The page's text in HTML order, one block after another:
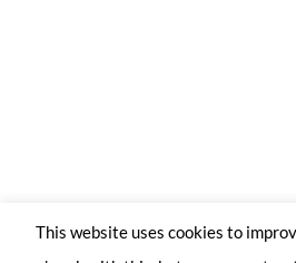
This website uses cookies to